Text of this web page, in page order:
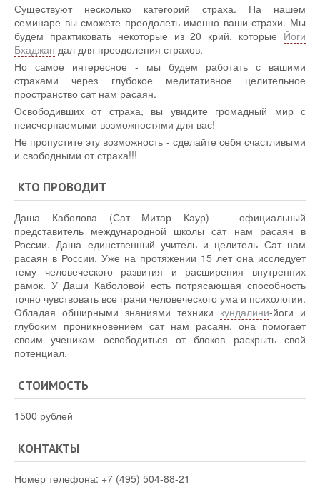
Существуют несколько категорий страха. На нашем
семинаре вы сможете преодолеть именно ваши страхи. Мы
будем практиковать некоторые из 20 крий, которые Йоги
Бхаджан дал для преодоления страхов.
Но самое интересное - мы будем работать с вашими
страхами через глубокое медитативное целительное
пространство сат нам расаян.
Освободивших от страха, вы увидите громадный мир с
неисчерпаемыми возможностями для вас!
Не пропустите эту возможность - сделайте себя счастливыми
и свободными от страха!!!
КТО ПРОВОДИТ
Даша Каболова (Сат Митар Каур) – официальный
представитель международной школы сат нам расаян в
России. Даша единственный учитель и целитель Сат нам
расаян в России. Уже на протяжении 15 лет она исследует
тему человеческого развития и расширения внутренних
рамок. У Даши Каболовой есть потрясающая способность
точно чувствовать все грани человеческого ума и психологии.
Обладая обширными знаниями техники кундалини-йоги и
глубоким проникновением сат нам расаян, она помогает
своим ученикам освободиться от блоков раскрыть свой
потенциал.
СТОИМОСТЬ
1500 рублей
КОНТАКТЫ
Номер телефона: +7 (495) 504-88-21